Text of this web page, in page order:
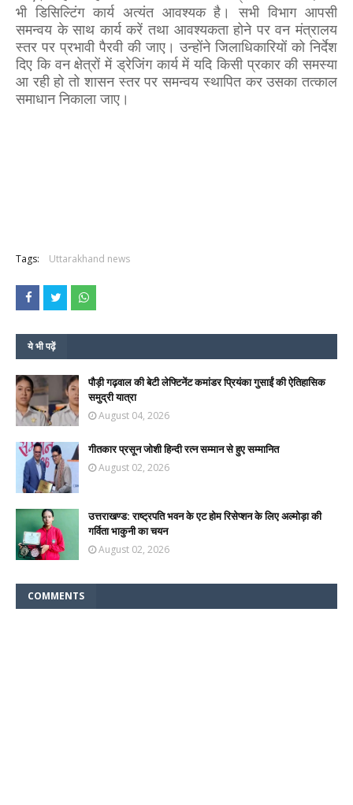
भी डिसिल्टिंग कार्य अत्यंत आवश्यक है। सभी विभाग आपसी
समन्वय के साथ कार्य करें तथा आवश्यकता होने पर वन मंत्रालय
स्तर पर प्रभावी पैरवी की जाए। उन्होंने जिलाधिकारियों को निर्देश
दिए कि वन क्षेत्रों में ड्रेजिंग कार्य में यदि किसी प्रकार की समस्या
आ रही हो तो शासन स्तर पर समन्वय स्थापित कर उसका तत्काल
समाधान निकाला जाए।
Tags: Uttarakhand news
ये भी पढ़ें
पौड़ी गढ़वाल की बेटी लेफ्टिनेंट कमांडर प्रियंका गुसाईं की ऐतिहासिक
समुद्री यात्रा
August 04, 2026
गीतकार प्रसून जोशी हिन्दी रत्न सम्मान से हुए सम्मानित
August 02, 2026
उत्तराखण्ड: राष्ट्रपति भवन के एट होम रिसेप्शन के लिए अल्मोड़ा की
गर्विता भाकुनी का चयन
August 02, 2026
COMMENTS